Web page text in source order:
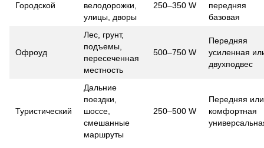
Городской
велодорожки,
улицы, дворы
250–350 W
передняя
базовая
Офроуд
Лес, грунт,
подъемы,
пересеченная
местность
500–750 W
Передняя
усиленная
двухподвес
Туристический
Дальние
поездки,
шоссе,
смешанные
маршруты
250–500 W
Передняя или
комфортная